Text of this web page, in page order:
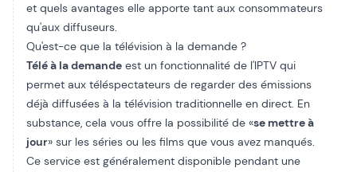
et quels avantages elle apporte tant aux consommateurs
qu'aux diffuseurs.
Qu'est-ce que la télévision à la demande ?
Télé à la demande est un fonctionnalité de l'IPTV qui
permet aux téléspectateurs de regarder des émissions
déjà diffusées à la télévision traditionnelle en direct. En
substance, cela vous offre la possibilité de «se mettre à
jour» sur les séries ou les films que vous avez manqués.
Ce service est généralement disponible pendant une